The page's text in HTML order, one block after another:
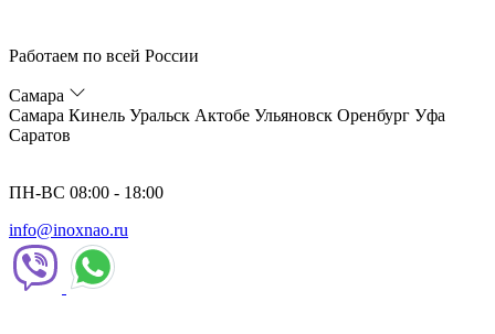
Работаем по всей России
Самара
Самара Кинель Уральск Актобе Ульяновск Оренбург Уфа
Саратов
ПН-ВС 08:00 - 18:00
info@inoxnao.ru